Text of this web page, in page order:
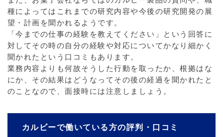
種によってはこれまでの研究内容や今後の研究開発の展
望・計画を聞かれるようです。
「今までの仕事の経験を教えてください」という回答に
対してその時の自分の経験や対応についてかなり細かく
聞かれたという口コミもあります。
業務内容よりも何故そうした行動を取ったか、根拠はな
にか、その結果はどうなってその後の経過を聞かれたと
のことなので、面接時には注意しましょう。
カルビーで働いている方の評判・口コミ